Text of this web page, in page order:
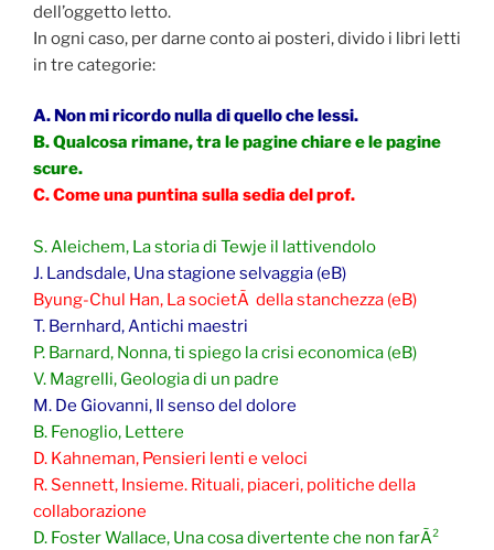
dell’oggetto letto.
In ogni caso, per darne conto ai posteri, divido i libri letti
in tre categorie:
A. Non mi ricordo nulla di quello che lessi.
B. Qualcosa rimane, tra le pagine chiare e le pagine
scure.
C. Come una puntina sulla sedia del prof.
S. Aleichem, La storia di Tewje il lattivendolo
J. Landsdale, Una stagione selvaggia (eB)
Byung-Chul Han, La societÃ della stanchezza (eB)
T. Bernhard, Antichi maestri
P. Barnard, Nonna, ti spiego la crisi economica (eB)
V. Magrelli, Geologia di un padre
M. De Giovanni, Il senso del dolore
B. Fenoglio, Lettere
D. Kahneman, Pensieri lenti e veloci
R. Sennett, Insieme. Rituali, piaceri, politiche della
collaborazione
D. Foster Wallace, Una cosa divertente che non farÃ²